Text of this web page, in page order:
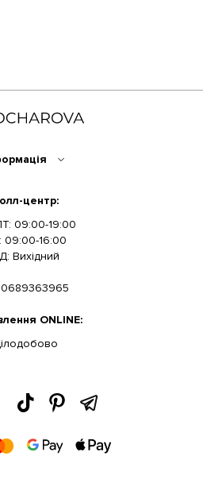
центр:
09:00-19:00
09:00-16:00
Вихідний
ONLINE: